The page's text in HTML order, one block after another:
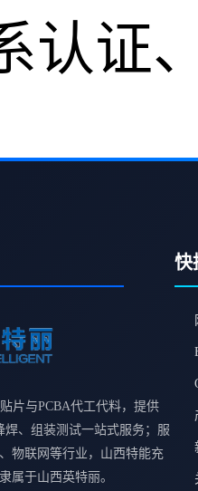
认证
片与PCBA代工代料，提供
焊、组装测试一站式服务；服
物联网等行业，山西特能充
属于山西英特丽。
快